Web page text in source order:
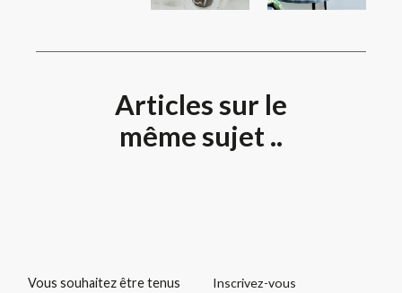
Articles sur le
même sujet ..
Vous souhaitez être tenus
Inscrivez-vous